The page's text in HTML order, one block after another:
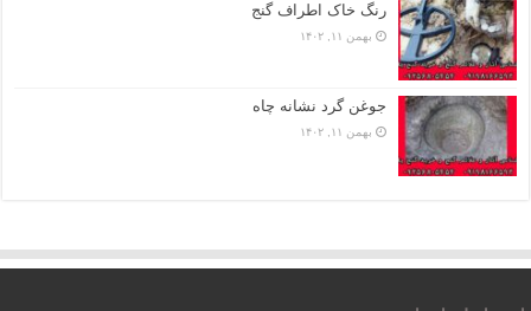
رنگ خاک اطراف گنج
بهمن ۱۱, ۱۴۰۲
جوغن گرد نشانه چاه
بهمن ۱۱, ۱۴۰۲